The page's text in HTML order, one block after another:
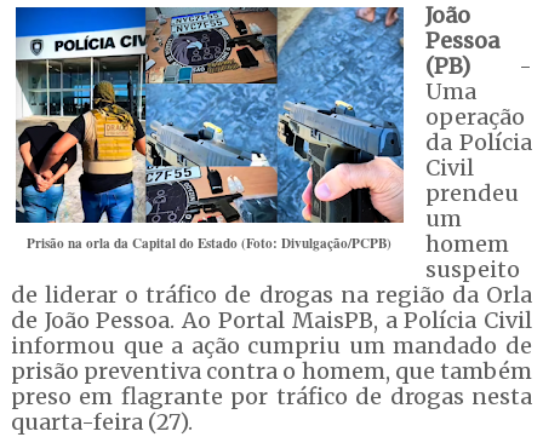
Prisão na orla da Capital do Estado (Foto: Divulgação/PCPB)
João
Pessoa
(PB)-
Uma
operação
da Polícia
Civil
prendeu
um
homem
suspeito
de liderar o tráfico de drogas na região da Orla
de João Pessoa. Ao Portal MaisPB, a Polícia Civil
informou que a ação cumpriu um mandado de
prisão preventiva contra o homem, que também
preso em flagrante por tráfico de drogas nesta
quarta-feira (27).